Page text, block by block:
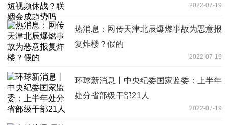
2022-07-19
热消息：网传天津北辰爆燃事故为恶意报
复炸楼？假的
2022-07-19
环球新消息丨中央纪委国家监委：上半年
处分省部级干部21人
2022-07-19